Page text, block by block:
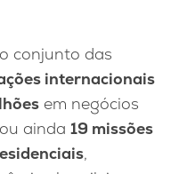
conjunto das
internacionais
em negócios
ainda 19 missões
,